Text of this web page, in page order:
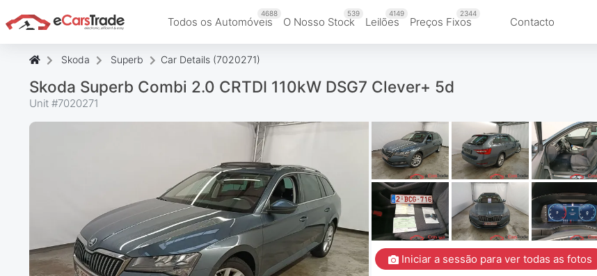
Todos os Automóveis
4688
O Nosso Stock
539
Leilões
4149
Preços Fixos
2344
Contacto
Skoda Superb Car Details (7020271)
Skoda Superb Combi 2.0 CRTDI 110kW DSG7 Clever+ 5d
Unit #7020271
Iniciar a sessão para ver todas as fotos